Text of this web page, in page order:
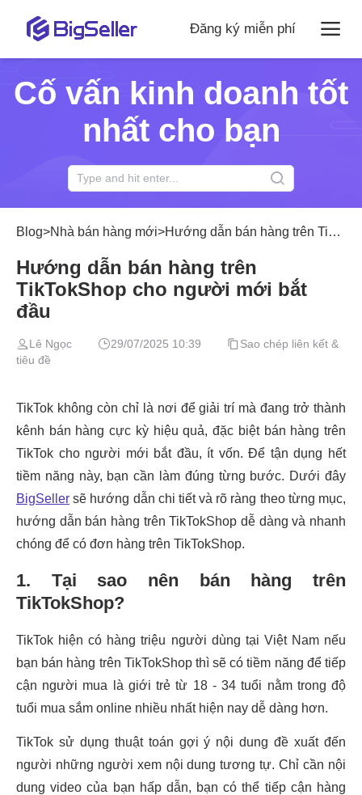
Đăng ký miễn phí
Cố vấn kinh doanh tốt
nhất cho bạn
Blog>Nhà bán hàng mới>Hướng dẫn bán hàng trên TikTokShop cho người mới bắt đầu
Hướng dẫn bán hàng trên
TikTokShop cho người mới bắt
đầu
Lê Ngọc 29/07/2025 10:39
Sao chép liên kết &
tiêu đề